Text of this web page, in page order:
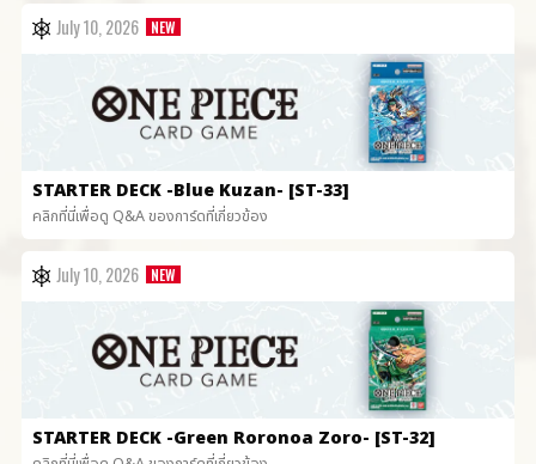
July 10, 2026
STARTER DECK -Blue Kuzan- [ST-33]
คลิกที่นี่เพื่อดู Q&A ของการ์ดที่เกี่ยวข้อง
July 10, 2026
STARTER DECK -Green Roronoa Zoro- [ST-32]